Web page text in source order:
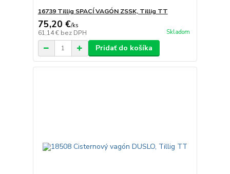
16739 Tillig SPACÍ VAGÓN ZSSK, Tillig TT
75,20 €/ks
61,14 € bez DPH Skladom
Pridať do košíka